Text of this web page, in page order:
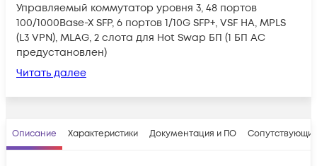
Управляемый коммутатор уровня 3, 48 портов
100/1000Base-X SFP, 6 портов 1/10G SFP+, VSF HA, MPLS
(L3 VPN), MLAG, 2 слота для Hot Swap БП (1 БП AC
предустановлен)
Читать далее
Описание Характеристики Документация и ПО